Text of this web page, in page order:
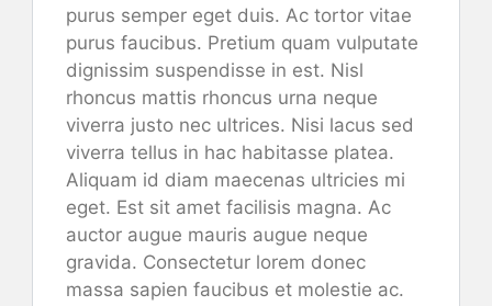
purus semper eget duis. Ac tortor vitae
purus faucibus. Pretium quam vulputate
dignissim suspendisse in est. Nisl
rhoncus mattis rhoncus urna neque
viverra justo nec ultrices. Nisi lacus sed
viverra tellus in hac habitasse platea.
Aliquam id diam maecenas ultricies mi
eget. Est sit amet facilisis magna. Ac
auctor augue mauris augue neque
gravida. Consectetur lorem donec
massa sapien faucibus et molestie ac.